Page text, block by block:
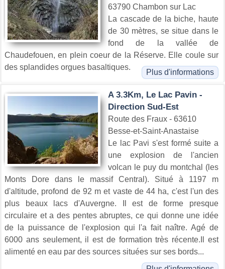
63790 Chambon sur Lac
La cascade de la biche, haute
de 30 mètres, se situe dans le
fond de la vallée de
Chaudefouen, en plein coeur de la Réserve. Elle coule sur
des splandides orgues basaltiques.
Plus d'informations
A 3.3Km, Le Lac Pavin -
Direction Sud-Est
Route des Fraux - 63610
Besse-et-Saint-Anastaise
Le lac Pavi s'est formé suite a
une explosion de l'ancien
volcan le puy du montchal (les
Monts Dore dans le massif Central). Situé à 1197 m
d'altitude, profond de 92 m et vaste de 44 ha, c'est l'un des
plus beaux lacs d'Auvergne. Il est de forme presque
circulaire et a des pentes abruptes, ce qui donne une idée
de la puissance de l'explosion qui l'a fait naître. Agé de
6000 ans seulement, il est de formation très récente.Il est
alimenté en eau par des sources situées sur ses bords...